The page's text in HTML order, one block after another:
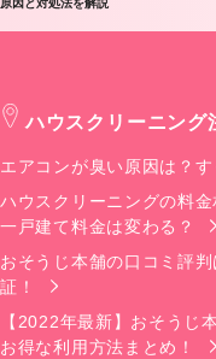
ハウスクリーニング
エアコンが臭い原因は？
ハウスクリーニングの料
一戸建て料金は変わる？
おそうじ本舗の口コミ評
証！
【2022年最新】おそうじ
お得な利用方法まとめ！